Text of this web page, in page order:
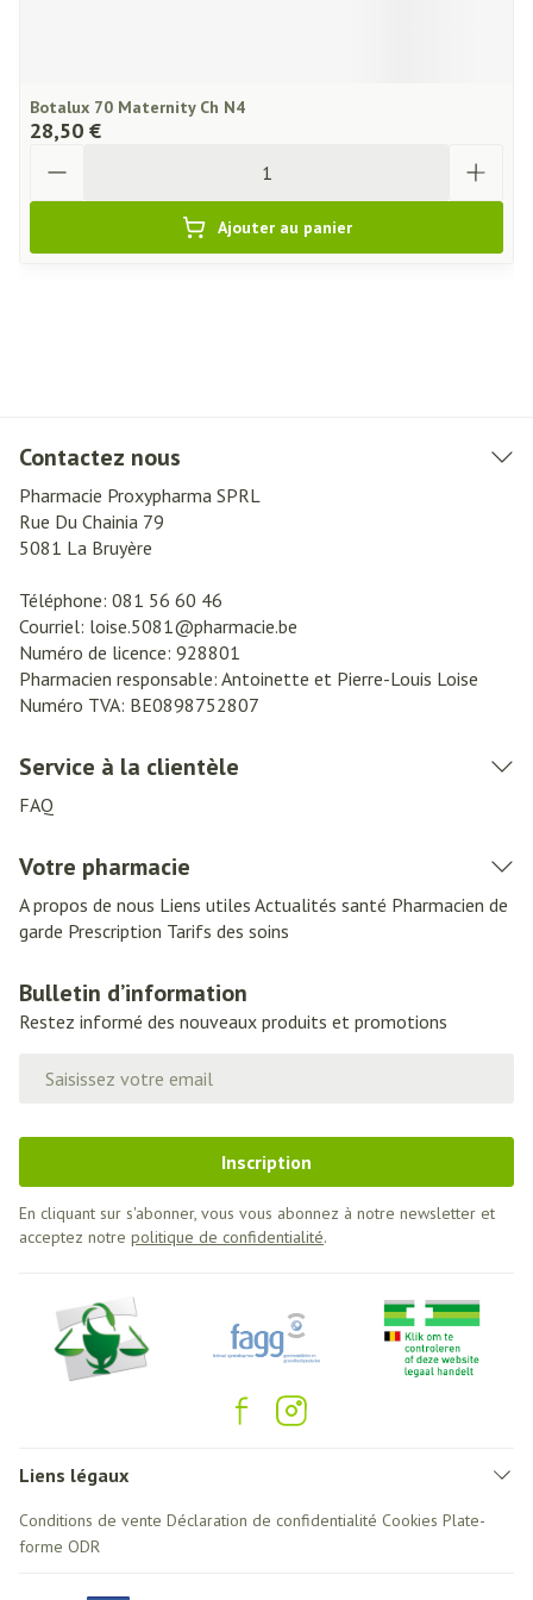
Botalux 70 Maternity Ch N4
28,50 €
Ajouter au panier
Contactez nous
Pharmacie Proxypharma SPRL
Rue Du Chainia 79
5081 La Bruyère
Téléphone: 081 56 60 46
Courriel: loise.5081@pharmacie.be
Numéro de licence: 928801
Pharmacien responsable: Antoinette et Pierre-Louis Loise
Numéro TVA: BE0898752807
Service à la clientèle
FAQ
Votre pharmacie
A propos de nous Liens utiles Actualités santé Pharmacien de
garde Prescription Tarifs des soins
Bulletin d’information
Restez informé des nouveaux produits et promotions
Inscription
En cliquant sur s'abonner, vous vous abonnez à notre newsletter et
acceptez notre politique de confidentialité.
Liens légaux
Conditions de vente Déclaration de confidentialité Cookies Plate-
forme ODR